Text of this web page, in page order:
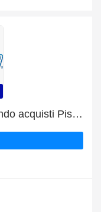
Goditi oltre il 5% di sconto quando acquisti Piscina fuori terra gonfiabile Fast Set da 183X51 cm